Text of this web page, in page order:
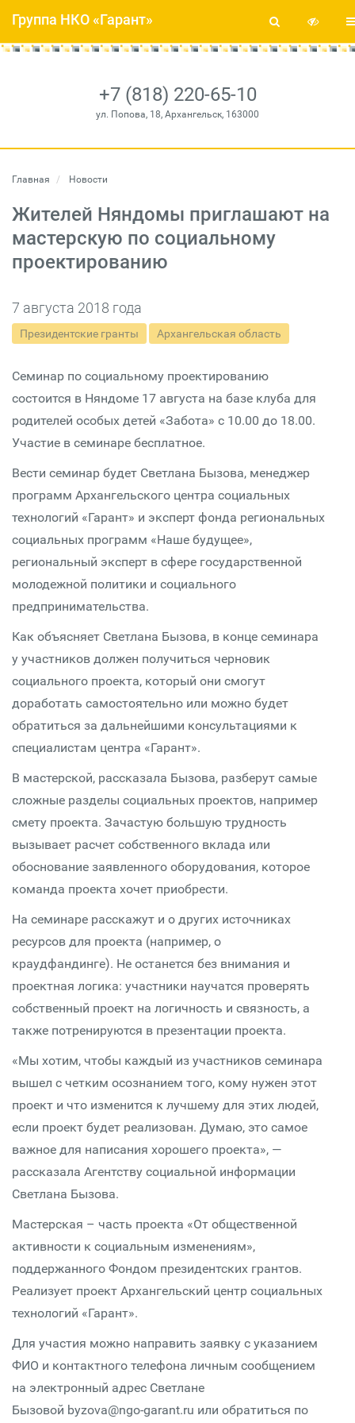
+7 (818) 220-65-10
ул. Попова, 18, Архангельск, 163000
Группа НКО «Гарант»
Главная Новости
Жителей Няндомы приглашают на
мастерскую по социальному
проектированию
7 августа 2018 года
Президентские гранты Архангельская область
Семинар по социальному проектированию
состоится в Няндоме 17 августа на базе клуба для
родителей особых детей «Забота» с 10.00 до 18.00.
Участие в семинаре бесплатное.
Вести семинар будет Светлана Бызова, менеджер
программ Архангельского центра социальных
технологий «Гарант» и эксперт фонда региональных
социальных программ «Наше будущее»,
региональный эксперт в сфере государственной
молодежной политики и социального
предпринимательства.
Как объясняет Светлана Бызова, в конце семинара
у участников должен получиться черновик
социального проекта, который они смогут
доработать самостоятельно или можно будет
обратиться за дальнейшими консультациями к
специалистам центра «Гарант».
В мастерской, рассказала Бызова, разберут самые
сложные разделы социальных проектов, например
смету проекта. Зачастую большую трудность
вызывает расчет собственного вклада или
обоснование заявленного оборудования, которое
команда проекта хочет приобрести.
На семинаре расскажут и о других источниках
ресурсов для проекта (например, о
краудфандинге). Не останется без внимания и
проектная логика: участники научатся проверять
собственный проект на логичность и связность, а
также потренируются в презентации проекта.
«Мы хотим, чтобы каждый из участников семинара
вышел с четким осознанием того, кому нужен этот
проект и что изменится к лучшему для этих людей,
если проект будет реализован. Думаю, это самое
важное для написания хорошего проекта», —
рассказала Агентству социальной информации
Светлана Бызова.
Мастерская – часть проекта «От общественной
активности к социальным изменениям»,
поддержанного Фондом президентских грантов.
Реализует проект Архангельский центр социальных
технологий «Гарант».
Для участия можно направить заявку с указанием
ФИО и контактного телефона личным сообщением
на электронный адрес Светлане
Бызовой byzova@ngo-garant.ru или обратиться по